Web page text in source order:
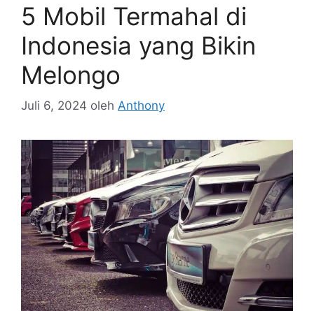
5 Mobil Termahal di
Indonesia yang Bikin
Melongo
Juli 6, 2024 oleh Anthony